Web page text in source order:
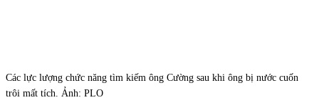
Các lực lượng chức năng tìm kiếm ông Cường sau khi ông bị nước cuốn
trôi mất tích. Ảnh: PLO